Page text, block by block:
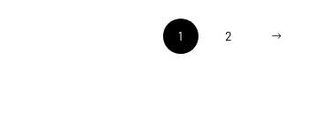
1 2